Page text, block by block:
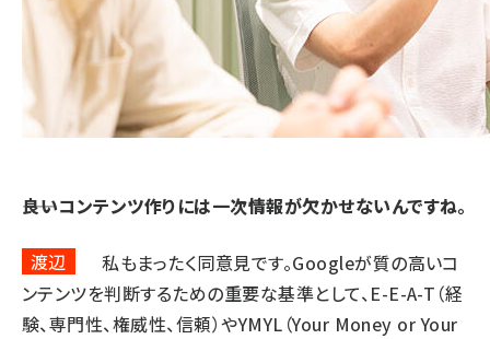
――良いコンテンツ作りには一次情報が欠かせないんですね。
渡辺
私もまったく同意見です。Googleが質の高いコ
ンテンツを判断するための重要な基準として、E-E-A-T（経
験、専門性、権威性、信頼）やYMYL（Your Money or Your